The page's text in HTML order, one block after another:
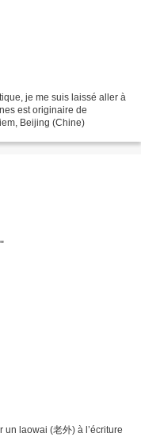
je me suis laissé aller à
est originaire de
Beijing (Chine)
laowai (老外) à l’écriture